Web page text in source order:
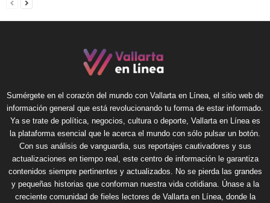
Sumérgete en el corazón del mundo con Vallarta en Línea, el sitio web de
información general que está revolucionando tu forma de estar informado.
Ya se trate de política, negocios, cultura o deporte, Vallarta en Línea es
la plataforma esencial que le acerca el mundo con sólo pulsar un botón.
Con sus análisis de vanguardia, sus reportajes cautivadores y sus
actualizaciones en tiempo real, este centro de información le garantiza
contenidos siempre pertinentes y actualizados. No se pierda las grandes
y pequeñas historias que conforman nuestra vida cotidiana. Únase a la
creciente comunidad de fieles lectores de Vallarta en Línea, donde la